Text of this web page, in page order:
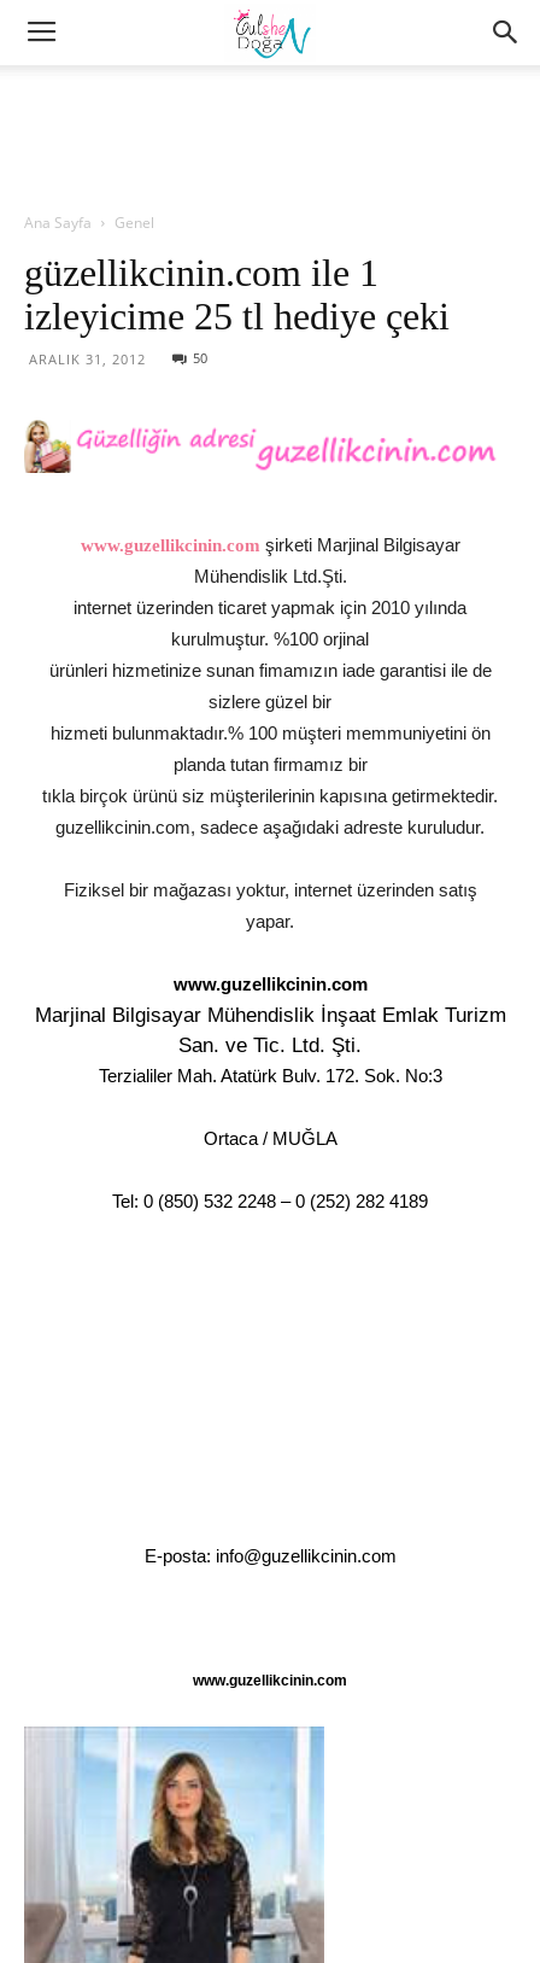
Ana Sayfa Genel
güzellikcinin.com ile 1
izleyicime 25 tl hediye çeki
ARALIK 31, 2012 50
www.guzellikcinin.com şirketi Marjinal Bilgisayar
Mühendislik Ltd.Şti.
internet üzerinden ticaret yapmak için 2010 yılında
kurulmuştur. %100 orjinal
ürünleri hizmetinize sunan fimamızın iade garantisi ile de
sizlere güzel bir
hizmeti bulunmaktadır.% 100 müşteri memmuniyetini ön
planda tutan firmamız bir
tıkla birçok ürünü siz müşterilerinin kapısına getirmektedir.
guzellikcinin.com, sadece aşağıdaki adreste kuruludur.
Fiziksel bir mağazası yoktur, internet üzerinden satış
yapar.
www.guzellikcinin.com
Marjinal Bilgisayar Mühendislik İnşaat Emlak Turizm
San. ve Tic. Ltd. Şti.
Terzialiler Mah. Atatürk Bulv. 172. Sok. No:3
Ortaca / MUĞLA
Tel: 0 (850) 532 2248 – 0 (252) 282 4189
E-posta: info@guzellikcinin.com
www.guzellikcinin.com